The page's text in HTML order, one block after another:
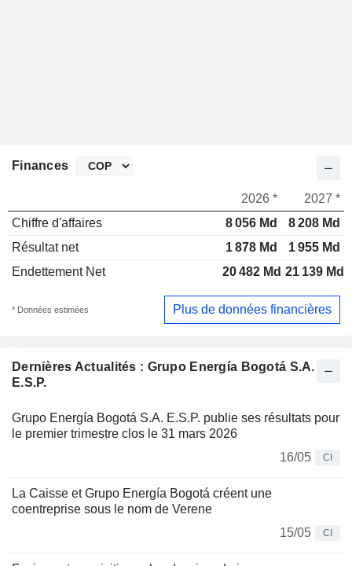
Dernières Actualités : Grupo Energía Bogotá S.A.
E.S.P.
Grupo Energía Bogotá S.A. E.S.P. publie ses résultats pour
le premier trimestre clos le 31 mars 2026
16/05
CI
La Caisse et Grupo Energía Bogotá créent une
coentreprise sous le nom de Verene
15/05
CI
Finances
2026 *
2027 *
Chiffre d'affaires
8 056 Md
8 208 Md
Résultat net
1 878 Md
1 955 Md
Endettement Net
20 482 Md 21 139 Md
* Données estimées Plus de données financières